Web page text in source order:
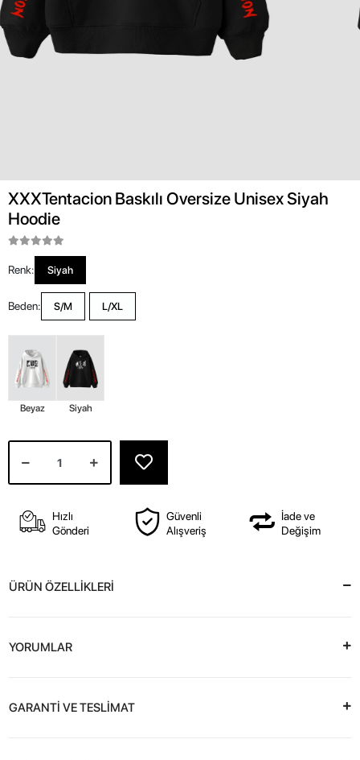
XXXTentacion Baskılı Oversize Unisex Siyah
Hoodie
Renk: Siyah
Beden: S/M L/XL
Beyaz Siyah
Hızlı
Gönderi
Güvenli
Alışveriş
İade ve
Değişim
ÜRÜN ÖZELLİKLERİ
YORUMLAR
GARANTİ VE TESLİMAT